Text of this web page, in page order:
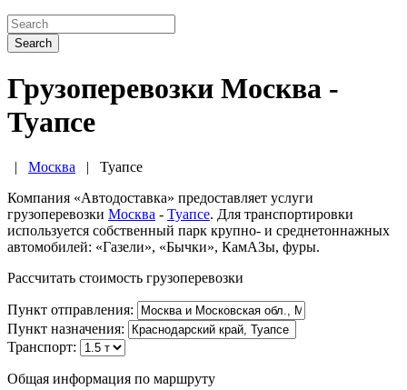
Search
Грузоперевозки Москва -
Туапсе
| Москва | Туапсе
Компания «Автодоставка» предоставляет услуги
грузоперевозки Москва - Туапсе. Для транспортировки
используется собственный парк крупно- и среднетоннажных
автомобилей: «Газели», «Бычки», КамАЗы, фуры.
Рассчитать стоимость грузоперевозки
Пункт отправления:
Пункт назначения:
Транспорт:
Общая информация по маршруту